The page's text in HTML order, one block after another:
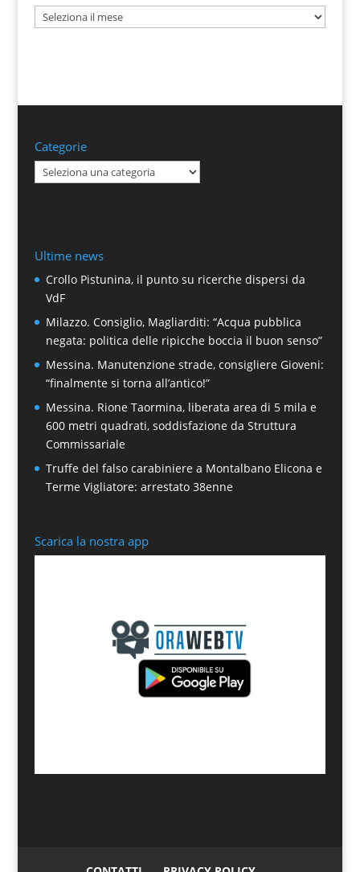
Archivi
Categorie
Categorie
Ultime news
Crollo Pistunina, il punto su ricerche dispersi da
VdF
Milazzo. Consiglio, Magliarditi: “Acqua pubblica
negata: politica delle ripicche boccia il buon senso”
Messina. Manutenzione strade, consigliere Gioveni:
“finalmente si torna all’antico!”
Messina. Rione Taormina, liberata area di 5 mila e
600 metri quadrati, soddisfazione da Struttura
Commissariale
Truffe del falso carabiniere a Montalbano Elicona e
Terme Vigliatore: arrestato 38enne
Scarica la nostra app